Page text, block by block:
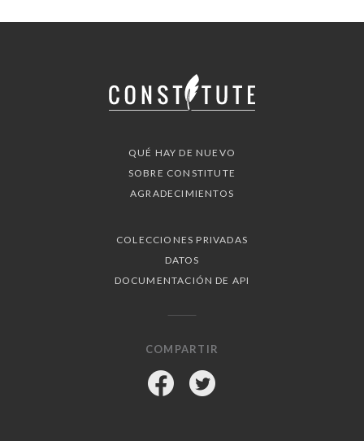
QUÉ HAY DE NUEVO
SOBRE CONSTITUTE
AGRADECIMIENTOS
COLECCIONES PRIVADAS
DATOS
DOCUMENTACIÓN DE API
COMPARTIR
Facebook
Twitter